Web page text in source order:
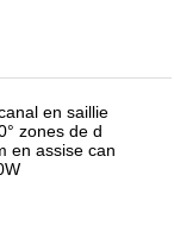
en saillie
zones de d
en assise can